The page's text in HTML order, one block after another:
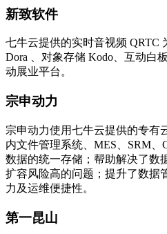
新致软件
七牛云提供的实时音视频 QRTC
Dora 、对象存储 Kodo、互动白
动展业平台。
宗申动力
宗申动力使用七牛云提供的专有
内文件管理系统、MES、SRM
数据的统一存储；帮助解决了数
扩容风险高的问题；提升了数据
力及运维便捷性。
第一昆山